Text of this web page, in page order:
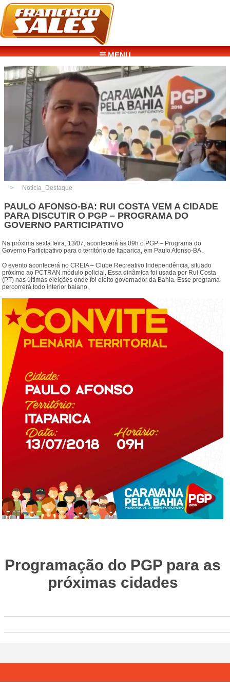
☰ MENU
Noticia_Destaque
PAULO AFONSO-BA: RUI COSTA VEM A CIDADE
PARA DISCUTIR O PGP – PROGRAMA DO
GOVERNO PARTICIPATIVO
Na próxima sexta feira, 13/07, acontecerá às 09h o PGP – Programa do
Governo Participativo para o território de Itaparica, em Paulo Afonso-BA.
O evento acontecerá no CREIA – Clube Recreativo Independência, situado
próximo ao PCTRAN módulo policial. Essa dinâmica foi usada por Rui Costa
(PT) nas últimas eleições onde foi eleito governador da Bahia. Esse programa
percorrerá todo interior baiano.
Programação do PGP para as
próximas cidades